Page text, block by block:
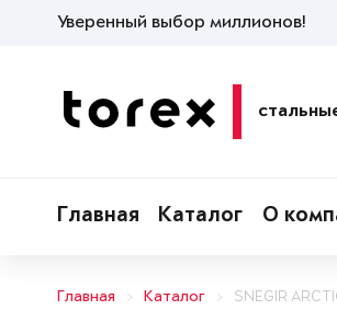
Уверенный выбор миллионов!
Главная Каталог О
Главная Каталог SNEGIR